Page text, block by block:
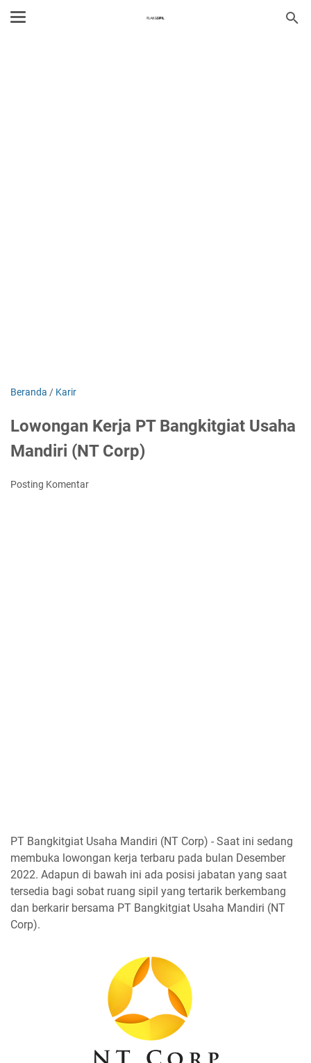
Beranda / Karir
Lowongan Kerja PT Bangkitgiat Usaha
Mandiri (NT Corp)
Posting Komentar
PT Bangkitgiat Usaha Mandiri (NT Corp) - Saat ini sedang
membuka lowongan kerja terbaru pada bulan Desember
2022. Adapun di bawah ini ada posisi jabatan yang saat
tersedia bagi sobat ruang sipil yang tertarik berkembang
dan berkarir bersama PT Bangkitgiat Usaha Mandiri (NT
Corp).